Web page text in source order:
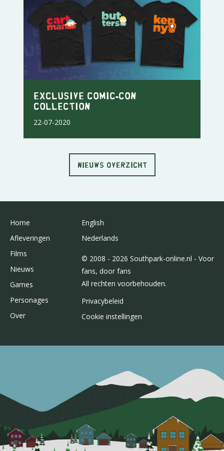
Exclusive Comic-Con
Collection
22-07-2020
NIEUWS OVERZICHT
Home
Afleveringen
Films
Nieuws
Games
Personages
Over
English
Nederlands
© 2008 - 2026 Southpark-online.nl - Voor
fans, door fans
All rechten voorbehouden.
Privacybeleid
Cookie instellingen